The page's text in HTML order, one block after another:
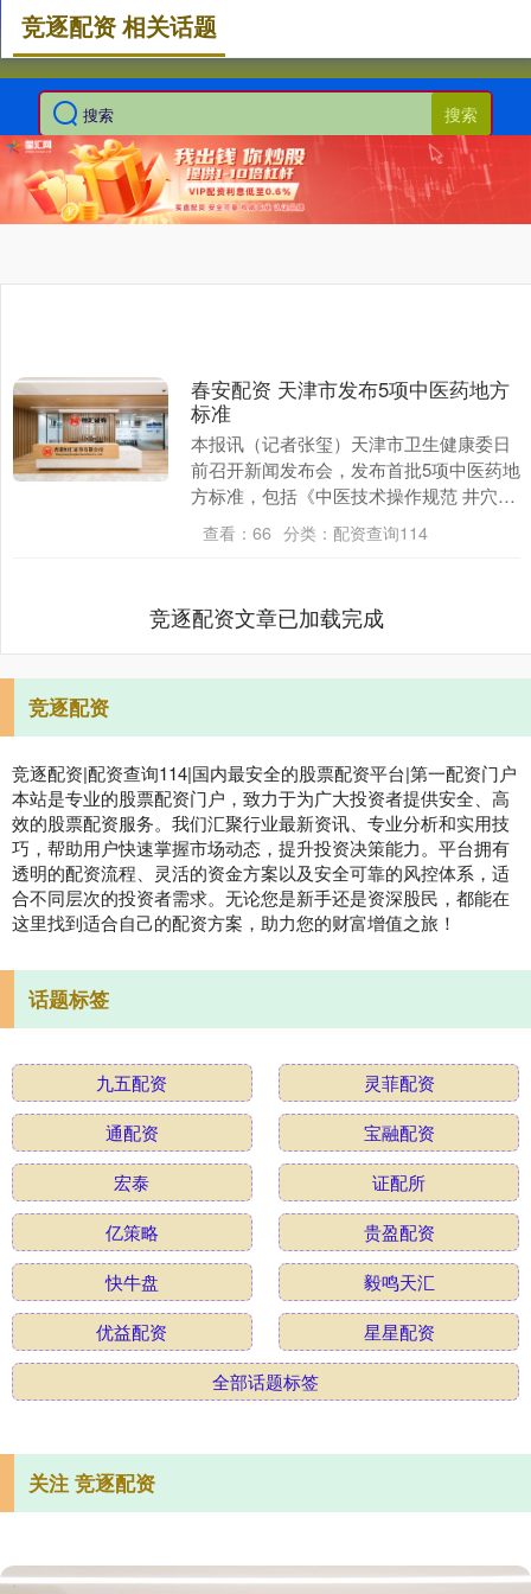
搜索
竞逐配资 相关话题
春安配资 天津市发布5项中医药地方
标准
本报讯（记者张玺）天津市卫生健康委日
前召开新闻发布会，发布首批5项中医药地
方标准，包括《中医技术操作规范 井穴放
血》《中医技术操作规范 调理脾胃针法》
《中医技术....
查看： 66 分类： 配资查询114
竞逐配资文章已加载完成
竞逐配资
竞逐配资|配资查询114|国内最安全的股票配资平台|第一配资门户
本站是专业的股票配资门户，致力于为广大投资者提供安全、高
效的股票配资服务。我们汇聚行业最新资讯、专业分析和实用技
巧，帮助用户快速掌握市场动态，提升投资决策能力。平台拥有
透明的配资流程、灵活的资金方案以及安全可靠的风控体系，适
合不同层次的投资者需求。无论您是新手还是资深股民，都能在
这里找到适合自己的配资方案，助力您的财富增值之旅！
话题标签
九五配资
灵菲配资
通配资
宝融配资
宏泰
证配所
亿策略
贵盈配资
快牛盘
毅鸣天汇
优益配资
星星配资
全部话题标签
关注 竞逐配资